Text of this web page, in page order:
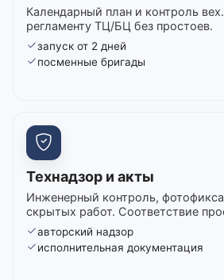
Календарный план и контроль
регламенту ТЦ/БЦ без простоев.
запуск от 2 дней
посменные бригады
Технадзор и акты
Инженерный контроль,
скрытых работ. Соответствие
авторский надзор
исполнительная документация